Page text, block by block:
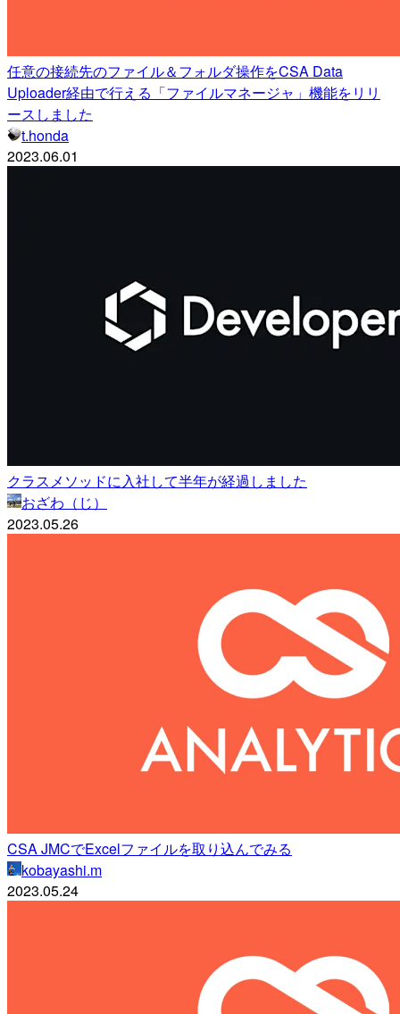
任意の接続先のファイル＆フォルダ操作をCSA Data
Uploader経由で行える「ファイルマネージャ」機能をリリ
ースしました
t.honda
2023.06.01
クラスメソッドに入社して半年が経過しました
おざわ（じ）
2023.05.26
CSA JMCでExcelファイルを取り込んでみる
kobayashi.m
2023.05.24